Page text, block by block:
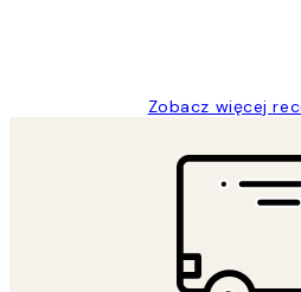
Zobacz więcej